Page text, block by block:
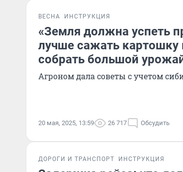
ВЕСНА ИНСТРУКЦИЯ
«Земля должна успеть
лучше сажать картошку
собрать большой
Агроном дала советы с учетом
20 мая, 2025, 13:59 26 717 Обсудить
ДОРОГИ И ТРАНСПОРТ ИНСТРУКЦИЯ